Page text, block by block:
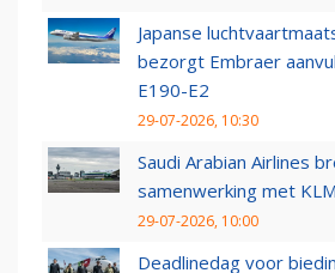
Japanse
bezorgt Embraer
E190-E2
29-07-2026, 10:30
Saudi Arabian Airlines
samenwerking met
29-07-2026, 10:00
Deadlinedag voor